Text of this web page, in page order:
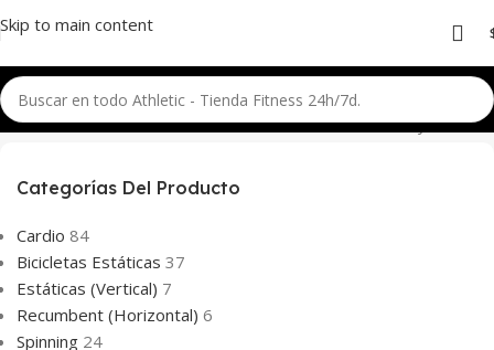
Skip to main content
Inicio Aire Libre Gimnasios al Aire Libre Linea Club Incluyente
Categorías Del Producto
Cardio 84
Bicicletas Estáticas 37
Estáticas (Vertical) 7
Recumbent (Horizontal) 6
Spinning 24